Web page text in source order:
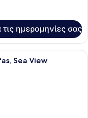
ημερομηνίες σας
ξενοδοχείου με ένα
Sea View